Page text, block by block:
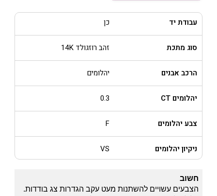
עבודת יד כן
סוג מתכת זהב רוזגולד 14K
הרכב אבנים יהלומים
יהלומים CT 0.3
צבע יהלומים F
ניקיון יהלומים VS
חשוב
הצבעים עשויים להשתנות מעט עקב הגדרות צג בודדות.